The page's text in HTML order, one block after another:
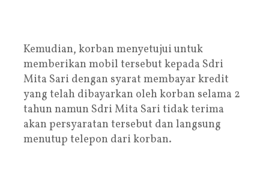
Kemudian, korban menyetujui untuk
memberikan mobil tersebut kepada Sdri
Mita Sari dengan syarat membayar kredit
yang telah dibayarkan oleh korban selama 2
tahun namun Sdri Mita Sari tidak terima
akan persyaratan tersebut dan langsung
menutup telepon dari korban.